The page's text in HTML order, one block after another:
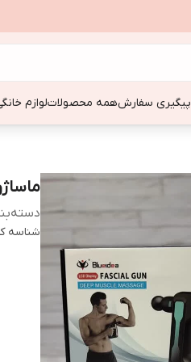
پیگیری سفارشهمه محصولاتلوازم
شناسه